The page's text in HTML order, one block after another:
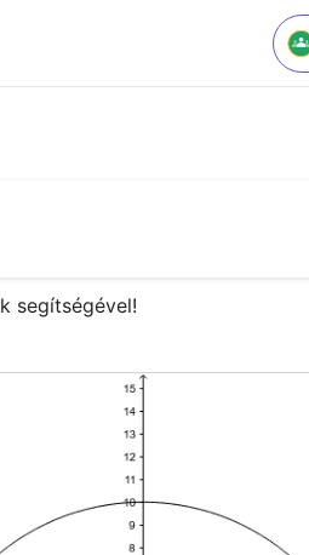
segítségével!